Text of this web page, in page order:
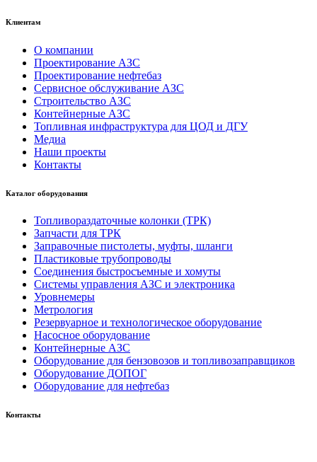
Клиентам
О компании
Проектирование АЗС
Проектирование нефтебаз
Сервисное обслуживание АЗС
Строительство АЗС
Контейнерные АЗС
Топливная инфраструктура для ЦОД и ДГУ
Медиа
Наши проекты
Контакты
Каталог оборудования
Топливораздаточные колонки (ТРК)
Запчасти для ТРК
Заправочные пистолеты, муфты, шланги
Пластиковые трубопроводы
Соединения быстросъемные и хомуты
Системы управления АЗС и электроника
Уровнемеры
Метрология
Резервуарное и технологическое оборудование
Насосное оборудование
Контейнерные АЗС
Оборудование для бензовозов и топливозаправщиков
Оборудование ДОПОГ
Оборудование для нефтебаз
Контакты